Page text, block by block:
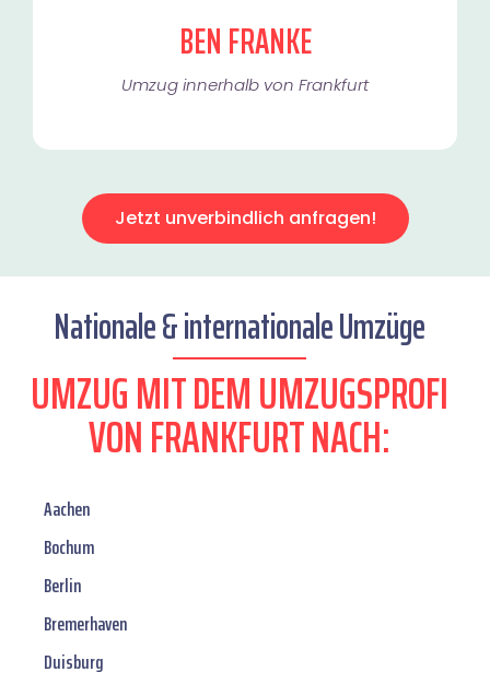
BEN FRANKE
Umzug innerhalb von Frankfurt​
Jetzt unverbindlich anfragen!
Nationale & internationale Umzüge
UMZUG MIT DEM UMZUGSPROFI
VON FRANKFURT NACH:
Aachen
Bochum
Berlin
Bremerhaven
Duisburg